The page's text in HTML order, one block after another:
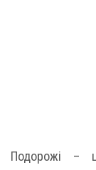
Подорожі –